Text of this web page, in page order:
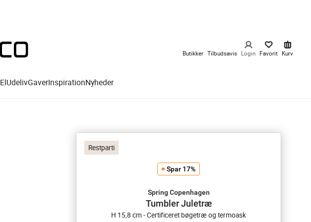
Butikker Tilbudsavis Login Favorit Kurv
ElUdelivGaverInspirationNyheder
Restparti
Spar 17%
Spring Copenhagen
Tumbler Juletræ
H 15,8 cm - Certificeret bøgetræ og termoask